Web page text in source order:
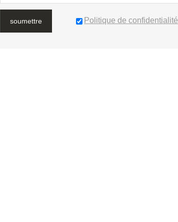
soumettre Politique de confidentialité